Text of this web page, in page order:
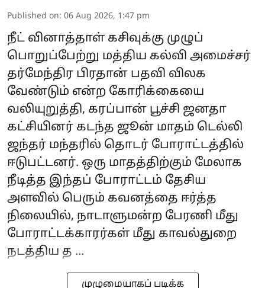
Published on: 06 Aug 2026, 1:47 pm
நீட் வினாத்தாள் கசிவுக்கு முழுப்
பொறுப்பேற்று மத்திய கல்வி அமைச்சர்
தர்மேந்திர பிரதான் பதவி விலக
வேண்டும் என்ற கோரிக்கையை
வலியுறுத்தி, கரப்பான் பூச்சி ஜனதா
கட்சியினர் கடந்த ஜூன் மாதம் டெல்லி
ஜந்தர் மந்தரில் தொடர் போராட்டத்தில்
ஈடுபட்டனர். ஒரு மாதத்திற்கும் மேலாக
நீடித்த இந்தப் போராட்டம் தேசிய
அளவில் பெரும் கவனத்தை ஈர்த்த
நிலையில், நாடாளுமன்ற பேரணி மீது
போராட்டக்காரர்கள் மீது காவல்துறை
நடத்திய த ...
முழுமையாகப் படிக்க